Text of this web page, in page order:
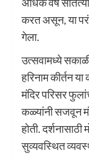
करत असून, या
गेला.
उत्सवामध्ये
हरिनाम कीर्तन
मंदिर परिसर
कळ्यांनी सजवून
होती.
सुव्यवस्थित